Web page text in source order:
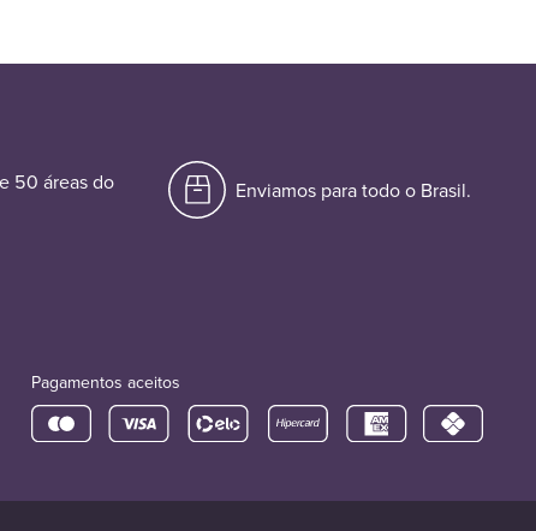
50 áreas do Enviamos para todo o Brasil.
Pagamentos aceitos